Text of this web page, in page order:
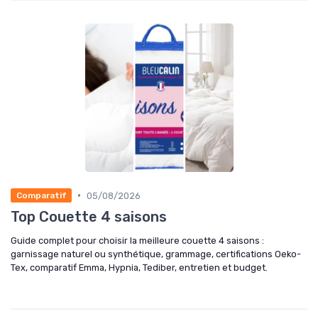
Comparatif • 05/08/2026
Top Couette 4 saisons
Guide complet pour choisir la meilleure couette 4 saisons :
garnissage naturel ou synthétique, grammage, certifications Oeko-
Tex, comparatif Emma, Hypnia, Tediber, entretien et budget.